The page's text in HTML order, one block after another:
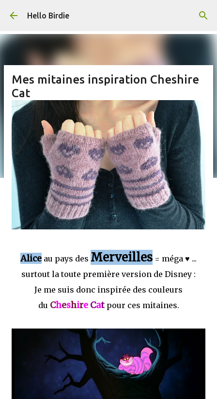
Accéder au contenu principal
Hello Birdie
Mes mitaines inspiration Cheshire
Cat
Alice au pays des Merveilles = méga ♥ ...
surtout la toute première version de Disney :
Je me suis donc inspirée des couleurs
du Cheshire Catpour ces mitaines.